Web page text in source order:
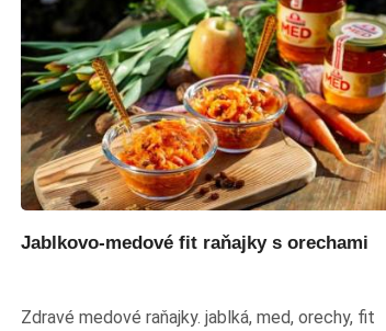
Jablkovo-medové fit raňajky s orechami
Zdravé medové raňajky. jablká, med, orechy, fit